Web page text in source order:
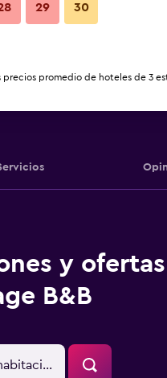
y
B&B
29 30
precios promedio de hoteles de 3